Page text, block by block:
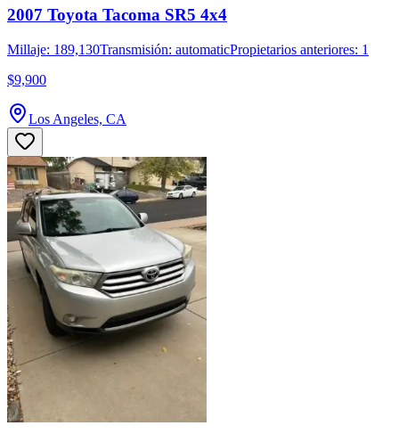
2007 Toyota Tacoma SR5 4x4
Millaje: 189,130Transmisión: automaticPropietarios anteriores: 1
$9,900
Los Angeles, CA